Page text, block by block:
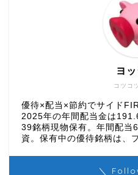
コツコ
ヨ
優待×配当×節約でサイド
2025年の年間配当金は
39銘柄現物保有。年間配当
資。保有中の優待銘柄は、
＼